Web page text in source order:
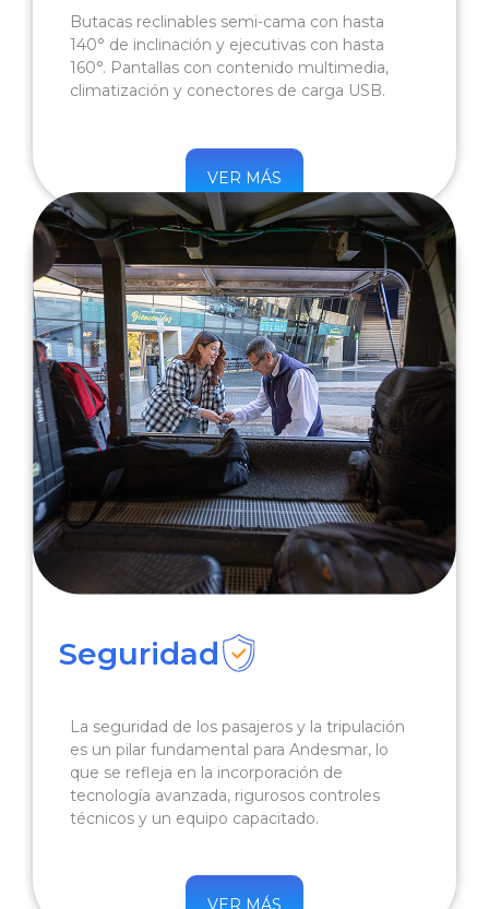
Butacas reclinables semi-cama con hasta
140° de inclinación y ejecutivas con hasta
160°. Pantallas con contenido multimedia,
climatización y conectores de carga USB.
VER MÁS
Seguridad
La seguridad de los pasajeros y la tripulación
es un pilar fundamental para Andesmar, lo
que se refleja en la incorporación de
tecnología avanzada, rigurosos controles
técnicos y un equipo capacitado.
VER MÁS